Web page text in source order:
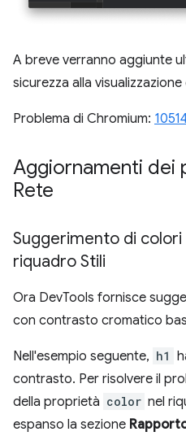
A breve verranno aggiunte
sicurezza alla
Problema di Chromium:
Aggiornamenti dei
Rete
Suggerimento di colori
riquadro Stili
Ora DevTools fornisce
con contrasto cromatico
Nell'esempio seguente, h1
contrasto. Per risolvere il
della proprietà color nel
espanso la sezione